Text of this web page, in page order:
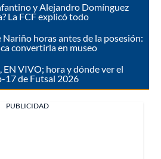
y Alejandro Domínguez
La FCF explicó todo
Nariño horas antes de la posesión:
convertirla en museo
EN VIVO; hora y dónde ver el
17 de Futsal 2026
PUBLICIDAD